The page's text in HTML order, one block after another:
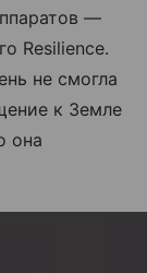
—
Resilience.
не смогла
к Земле
она